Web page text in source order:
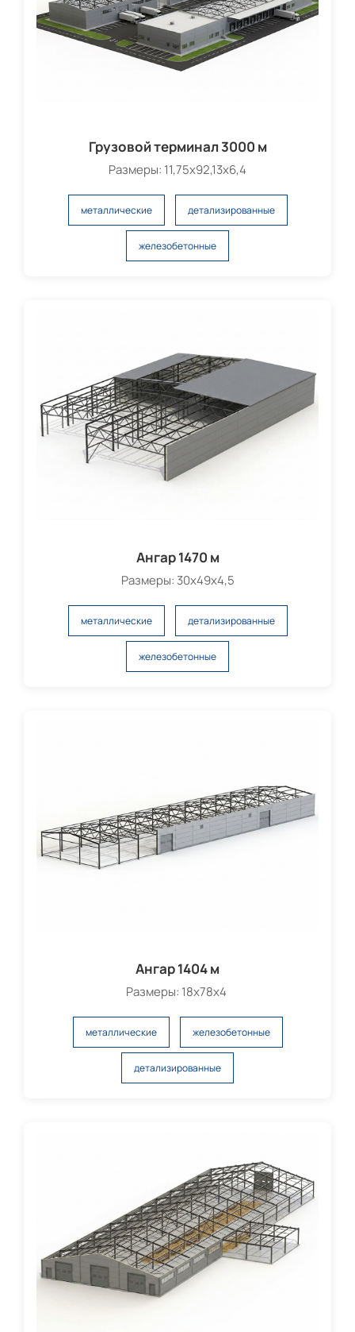
Грузовой терминал 3000 м
Размеры: 11,75х92,13х6,4
металлические детализированные
железобетонные
Ангар 1470 м
Размеры: 30х49х4,5
металлические детализированные
железобетонные
Ангар 1404 м
Размеры: 18х78х4
металлические железобетонные
детализированные